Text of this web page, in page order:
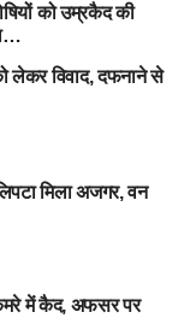
को उम्रकैद की
लेकर विवाद, दफनाने से
मिला अजगर, वन
कैमरे में कैद, अफसर पर